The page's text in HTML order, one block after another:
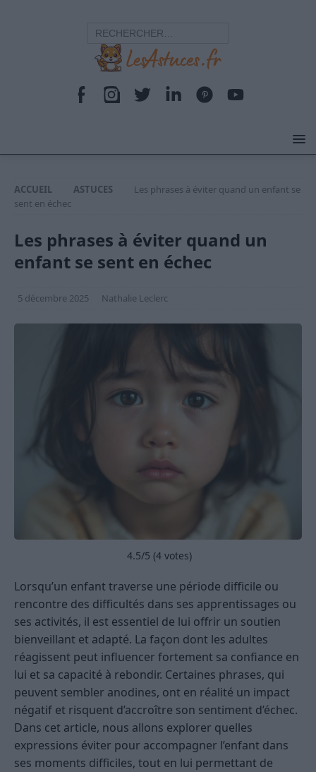
ACCUEIL ASTUCES
Les phrases à éviter quand un enfant se
sent en échec
Les phrases à éviter quand un
enfant se sent en échec
5 décembre 2025 Nathalie Leclerc
4.5/5 (4 votes)
Lorsqu’un enfant traverse une période difficile ou
rencontre des difficultés dans ses apprentissages ou
ses activités, il est essentiel de lui offrir un soutien
bienveillant et adapté. La façon dont les adultes
réagissent peut influencer fortement sa confiance en
lui et sa capacité à rebondir. Certaines phrases, qui
peuvent sembler anodines, ont en réalité un impact
négatif et risquent d’accroître son sentiment d’échec.
Dans cet article, nous allons explorer quelles
expressions éviter pour accompagner l’enfant dans
ses moments difficiles, tout en lui permettant de